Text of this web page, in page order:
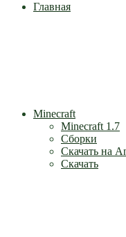
Главная
Minecraft
Minecraft 1.7
Сборки
Скачать на
Скачать